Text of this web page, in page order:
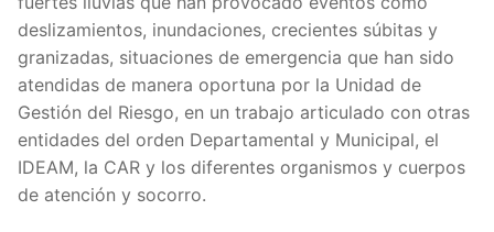
deslizamientos, inundaciones, crecientes súbitas y
granizadas, situaciones de emergencia que han sido
atendidas de manera oportuna por la Unidad de
Gestión del Riesgo, en un trabajo articulado con otras
entidades del orden Departamental y Municipal, el
IDEAM, la CAR y los diferentes organismos y cuerpos
de atención y socorro.